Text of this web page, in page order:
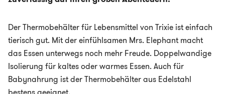
Der Thermobehälter für Lebensmittel von Trixie ist einfach
tierisch gut. Mit der einfühlsamen Mrs. Elephant macht
das Essen unterwegs noch mehr Freude. Doppelwandige
Isolierung für kaltes oder warmes Essen. Auch für
Babynahrung ist der Thermobehälter aus Edelstahl